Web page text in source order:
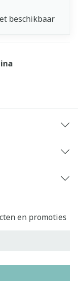
beschikbaar
en promoties